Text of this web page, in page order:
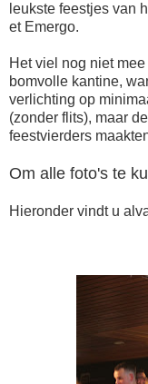
leukste feestjes van
et Emergo.
Het viel nog niet
bomvolle kantine,
verlichting op
(zonder flits), maar
feestvierders
Om alle foto's te
Hieronder vindt u